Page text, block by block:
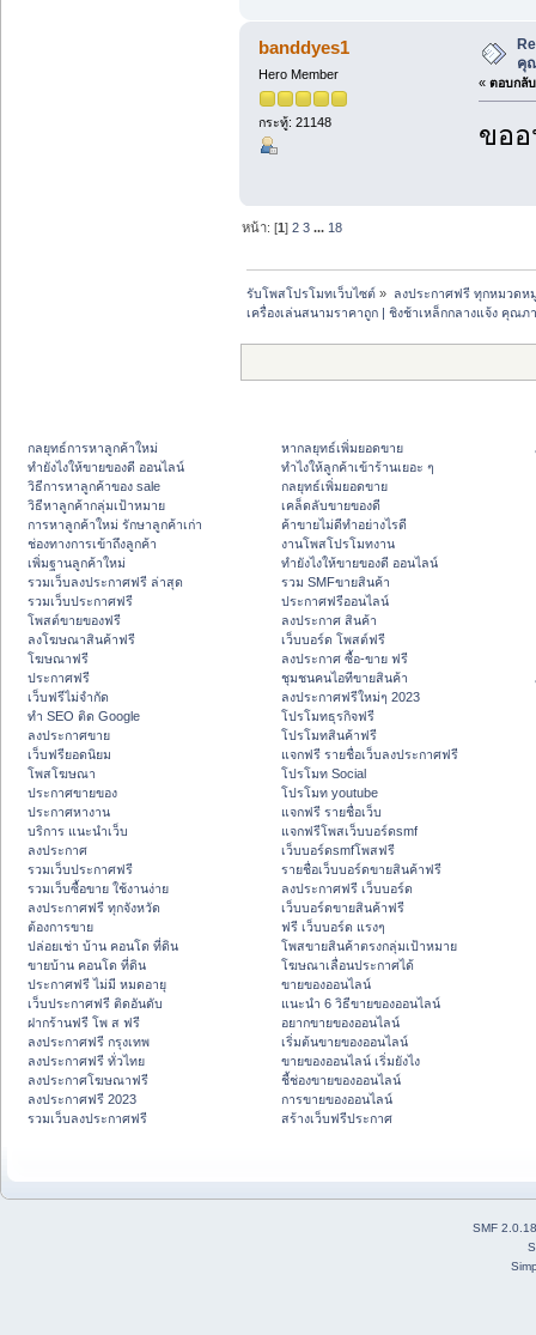
banddyes1
Hero Member
กระทู้: 21148
คุ
« ตอบกลั
ขอ
หน้า: [1]2 3 ... 18
รับโพสโปรโมทเว็บไซต์ » ลงประกาศฟรี ทุกหมวดห
เครื่องเล่นสนามราคาถูก | ชิงช้าเหล็กกลางแจ้ง คุณภ
กลยุทธ์การหาลูกค้าใหม่
ทํายังไงให้ขายของดี ออนไลน์
วิธีการหาลูกค้าของ sale
วิธีหาลูกค้ากลุ่มเป้าหมาย
การหาลูกค้าใหม่ รักษาลูกค้าเก่า
ช่องทางการเข้าถึงลูกค้า
เพิ่มฐานลูกค้าใหม่
รวมเว็บลงประกาศฟรี ล่าสุด
รวมเว็บประกาศฟรี
โพสต์ขายของฟรี
ลงโฆษณาสินค้าฟรี
โฆษณาฟรี
ประกาศฟรี
เว็บฟรีไม่จำกัด
ทำ SEO ติด Google
ลงประกาศขาย
เว็บฟรียอดนิยม
โพสโฆษณา
ประกาศขายของ
ประกาศหางาน
บริการ แนะนำเว็บ
ลงประกาศ
รวมเว็บประกาศฟรี
รวมเว็บซื้อขาย ใช้งานง่าย
ลงประกาศฟรี ทุกจังหวัด
ต้องการขาย
ปล่อยเช่า บ้าน คอนโด ที่ดิน
ขายบ้าน คอนโด ที่ดิน
ประกาศฟรี ไม่มี หมดอายุ
เว็บประกาศฟรี ติดอันดับ
ฝากร้านฟรี โพ ส ฟรี
ลงประกาศฟรี กรุงเทพ
ลงประกาศฟรี ทั่วไทย
ลงประกาศโฆษณาฟรี
ลงประกาศฟรี 2023
รวมเว็บลงประกาศฟรี
หากลยุทธ์เพิ่มยอดขาย
ทําไงให้ลูกค้าเข้าร้านเยอะ ๆ
กลยุทธ์เพิ่มยอดขาย
เคล็ดลับขายของดี
ค้าขายไม่ดีทำอย่างไรดี
งานโพสโปรโมทงาน
ทํายังไงให้ขายของดี ออนไลน์
รวม SMFขายสินค้า
ประกาศฟรีออนไลน์
ลงประกาศ สินค้า
เว็บบอร์ด โพสต์ฟรี
ลงประกาศ ซื้อ-ขาย ฟรี
ชุมชนคนไอทีขายสินค้า
ลงประกาศฟรีใหม่ๆ 2023
โปรโมทธุรกิจฟรี
โปรโมทสินค้าฟรี
แจกฟรี รายชื่อเว็บลงประกาศฟรี
โปรโมท Social
โปรโมท youtube
แจกฟรี รายชื่อเว็บ
แจกฟรีโพสเว็บบอร์ดsmf
เว็บบอร์ดsmfโพสฟรี
รายชื่อเว็บบอร์ดขายสินค้าฟรี
ลงประกาศฟรี เว็บบอร์ด
เว็บบอร์ดขายสินค้าฟรี
ฟรี เว็บบอร์ด แรงๆ
โพสขายสินค้าตรงกลุ่มเป้าหมาย
โฆษณาเลื่อนประกาศได้
ขายของออนไลน์
แนะนำ 6 วิธีขายของออนไลน์
อยากขายของออนไลน์
เริ่มต้นขายของออนไลน์
ขายของออนไลน์ เริ่มยังไง
ชี้ช่องขายของออนไลน์
การขายของออนไลน์
สร้างเว็บฟรีประกาศ
SMF 2.0.18